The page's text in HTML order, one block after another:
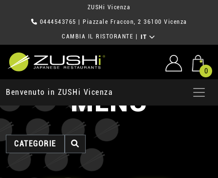
ZUSHi Vicenza
0444543765 | Piazzale Fraccon, 2 36100 Vicenza
CAMBIA IL RISTORANTE IT
0
Benvenuto in ZUSHi Vicenza
MENU
CATEGORIE